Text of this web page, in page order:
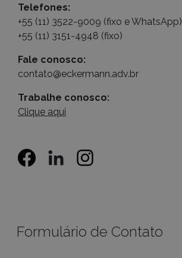
Telefones:
+55 (11) 3522-9009 (fixo e WhatsApp)
+55 (11) 3151-4948 (fixo)
Fale conosco:
contato@eckermann.adv.br
Trabalhe conosco:
Clique aqui
Formulário de Contato